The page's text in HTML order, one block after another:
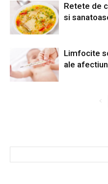
Retete de
si
Limfocite
ale